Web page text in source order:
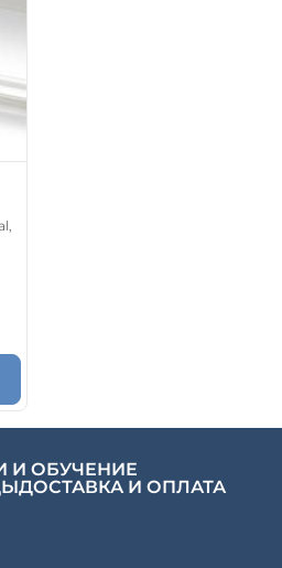
И ОБУЧЕНИЕ
ДОСТАВКА И ОПЛАТА